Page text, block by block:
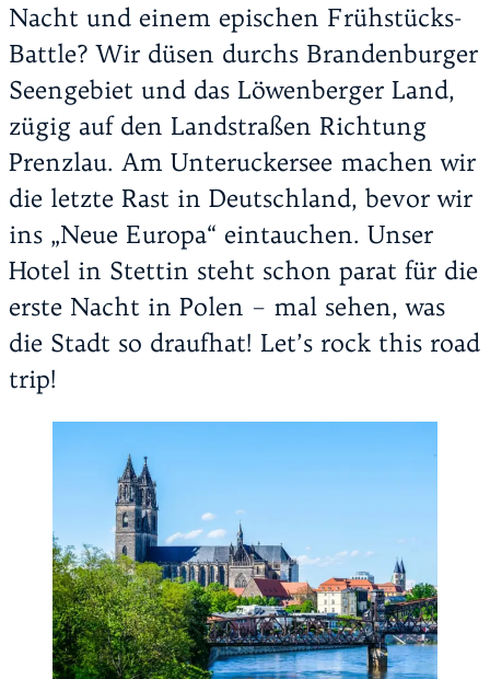
Nacht und einem epischen Frühstücks-
Battle? Wir düsen durchs Brandenburger
Seengebiet und das Löwenberger Land,
zügig auf den Landstraßen Richtung
Prenzlau. Am Unteruckersee machen wir
die letzte Rast in Deutschland, bevor wir
ins „Neue Europa“ eintauchen. Unser
Hotel in Stettin steht schon parat für die
erste Nacht in Polen – mal sehen, was
die Stadt so draufhat! Let’s rock this road
trip!